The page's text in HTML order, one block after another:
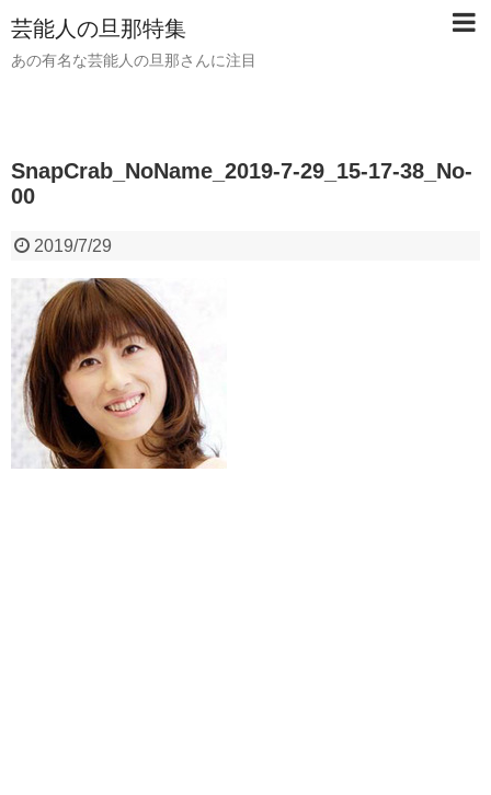
芸能人の旦那特集
あの有名な芸能人の旦那さんに注目
SnapCrab_NoName_2019-7-29_15-17-38_No-
00
2019/7/29